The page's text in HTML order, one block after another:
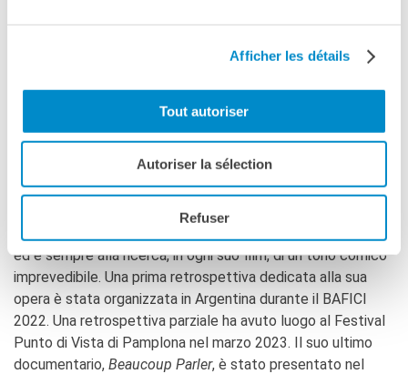
Afficher les détails
Tout autoriser
Autoriser la sélection
Refuser
apparentemente tenue, in realtà sottilmente parodica e
indistinguibile da un pianto.
La regista
Critica cinematografica e regista francese, ha diretto sia
ed è sempre alla ricerca, in ogni suo film, di un tono comico
imprevedibile. Una prima retrospettiva dedicata alla sua
opera è stata organizzata in Argentina durante il BAFICI
2022. Una retrospettiva parziale ha avuto luogo al Festival
Punto di Vista di Pamplona nel marzo 2023. Il suo ultimo
documentario, Beaucoup Parler, è stato presentato nel